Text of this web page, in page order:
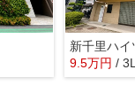
新千里ハイ
9.5万円 /